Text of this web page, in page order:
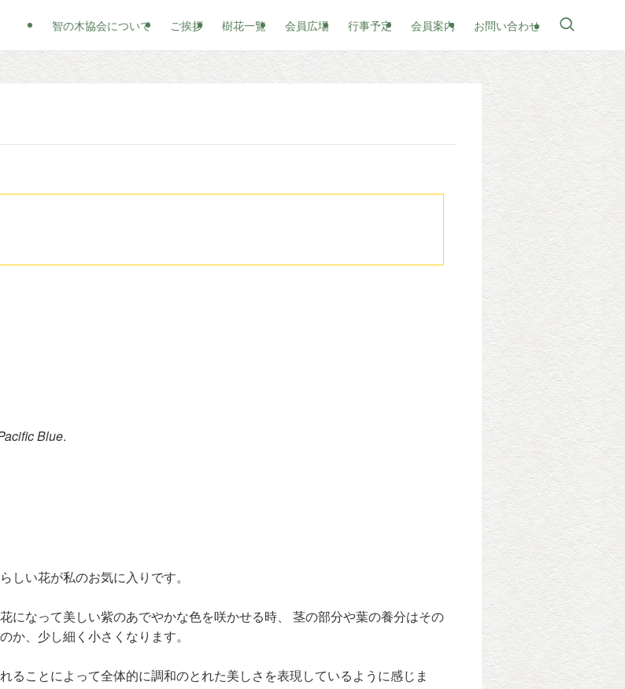
智の木協会について ご挨拶 樹花一覧 会員広場 行事予定 会員案内 お問い合わせ
Blue.
しい花が私のお気に入りです。
になって美しい紫のあでやかな色を咲かせる時、 茎の部分や葉の養分はその
か、少し細く小さくなります。
ることによって全体的に調和のとれた美しさを表現しているように感じま